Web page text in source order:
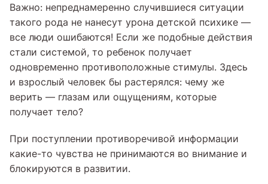
Важно: непреднамеренно случившиеся ситуации
такого рода не нанесут урона детской психике —
все люди ошибаются! Если же подобные действия
стали системой, то ребенок получает
одновременно противоположные стимулы. Здесь
и взрослый человек бы растерялся: чему же
верить — глазам или ощущениям, которые
получает тело?
При поступлении противоречивой информации
какие-то чувства не принимаются во внимание и
блокируются в развитии.